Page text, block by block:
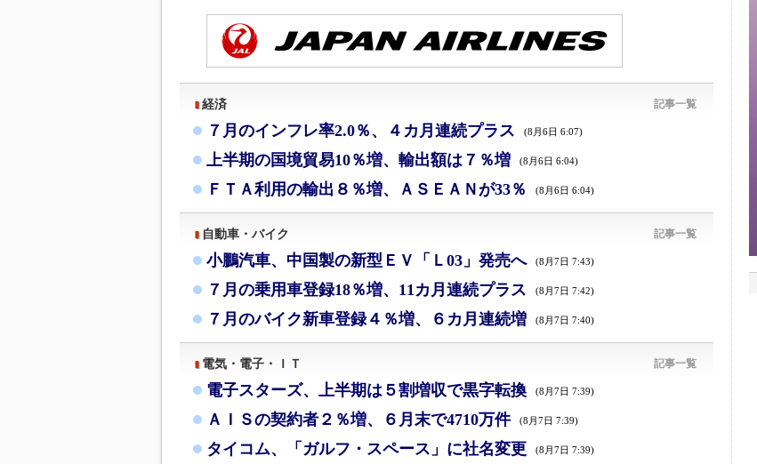
経済 記事一覧
７月のインフレ率2.0％、４カ月連続プラス (8月6日 6:07)
上半期の国境貿易10％増、輸出額は７％増 (8月6日 6:04)
ＦＴＡ利用の輸出８％増、ＡＳＥＡＮが33％ (8月6日 6:04)
自動車・バイク 記事一覧
小鵬汽車、中国製の新型ＥＶ「Ｌ03」発売へ (8月7日 7:43)
７月の乗用車登録18％増、11カ月連続プラス (8月7日 7:42)
７月のバイク新車登録４％増、６カ月連続増 (8月7日 7:40)
電気・電子・ＩＴ 記事一覧
電子スターズ、上半期は５割増収で黒字転換 (8月7日 7:39)
ＡＩＳの契約者２％増、６月末で4710万件 (8月7日 7:39)
タイコム、「ガルフ・スペース」に社名変更 (8月7日 7:39)